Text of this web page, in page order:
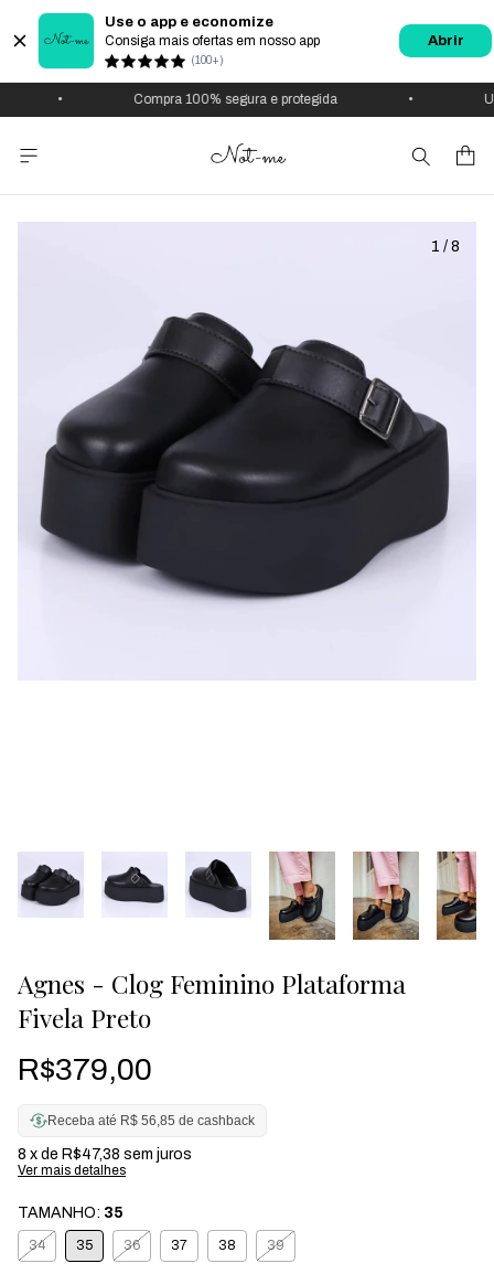
Use o app e economize
Consiga mais ofertas em nosso app
(100+)
Abrir
Compra 100% segura e protegida
1 / 8
Agnes - Clog Feminino Plataforma
Fivela Preto
R$379,00
Receba até R$ 56,85 de cashback
8 x de R$47,38 sem juros
Ver mais detalhes
TAMANHO: 35
34 35 36 37 38 39